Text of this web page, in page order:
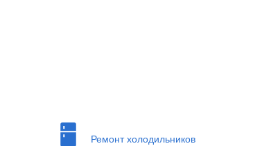
Ремонт холодильников